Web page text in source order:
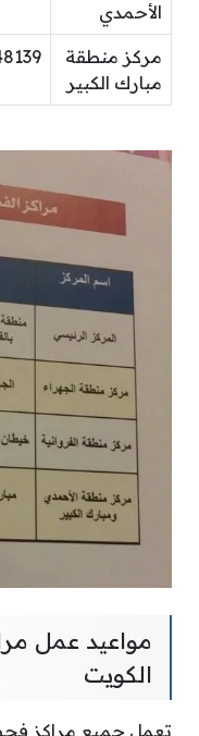
الأحمدي
مركز منطقة
مبارك الكبير
مواعيد عمل
الكويت
تعمل جميع مراكز